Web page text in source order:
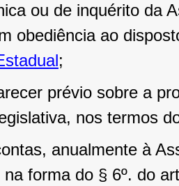
ou de inquérito da
obediência ao
;
prévio sobre a
nos termos
anualmente à
forma do § 6º. do